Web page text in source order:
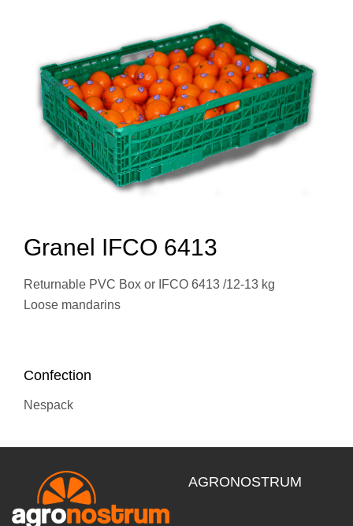
Granel IFCO 6413
Returnable PVC Box or IFCO 6413 /12-13 kg
Loose mandarins
Confection
Nespack
AGRONOSTRUM